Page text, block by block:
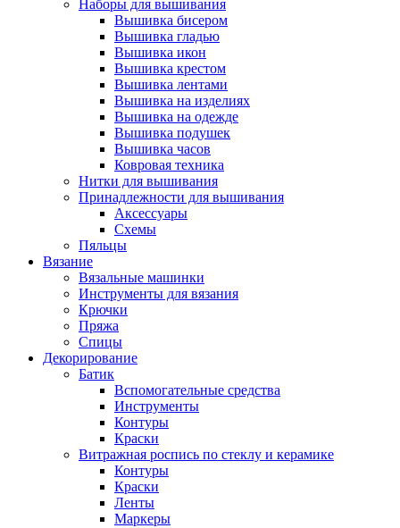
Наборы для вышивания
Вышивка бисером
Вышивка гладью
Вышивка икон
Вышивка крестом
Вышивка лентами
Вышивка на изделиях
Вышивка на одежде
Вышивка подушек
Вышивка часов
Ковровая техника
Нитки для вышивания
Принадлежности для вышивания
Аксессуары
Схемы
Пяльцы
Вязание
Вязальные машинки
Инструменты для вязания
Крючки
Пряжа
Спицы
Декорирование
Батик
Вспомогательные средства
Инструменты
Контуры
Краски
Витражная роспись по стеклу и керамике
Контуры
Краски
Ленты
Маркеры